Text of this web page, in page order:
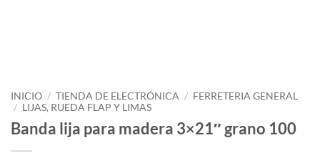
INICIO / TIENDA DE ELECTRÓNICA / FERRETERIA GENERAL
/ LIJAS, RUEDA FLAP Y LIMAS
Banda lija para madera 3×21″ grano 100